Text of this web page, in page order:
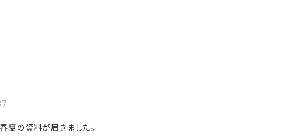
夏の資料が届きました。